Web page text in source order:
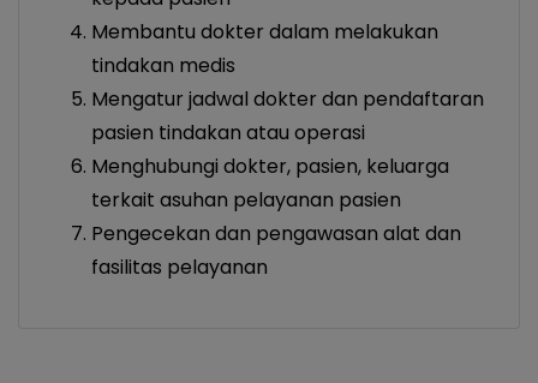
Membantu dokter dalam melakukan
tindakan medis
Mengatur jadwal dokter dan pendaftaran
pasien tindakan atau operasi
Menghubungi dokter, pasien, keluarga
terkait asuhan pelayanan pasien
Pengecekan dan pengawasan alat dan
fasilitas pelayanan